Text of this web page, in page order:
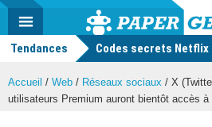
Actu
geek
MENU
Tendances Codes secrets Netflix
Accueil / Web / Réseaux sociaux / X
utilisateurs Premium auront bientôt accès à
Mode
FacebookTwitter